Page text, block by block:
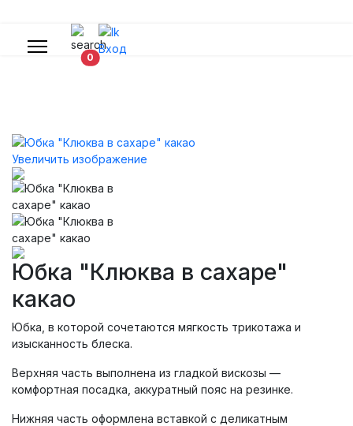
0 В корзину
Вход
Увеличить изображение
Юбка "Клюква в сахаре"
какао
Юбка, в которой сочетаются мягкость трикотажа и
изысканность блеска.
Верхняя часть выполнена из гладкой вискозы —
комфортная посадка, аккуратный пояс на резинке.
Нижняя часть оформлена вставкой с деликатным